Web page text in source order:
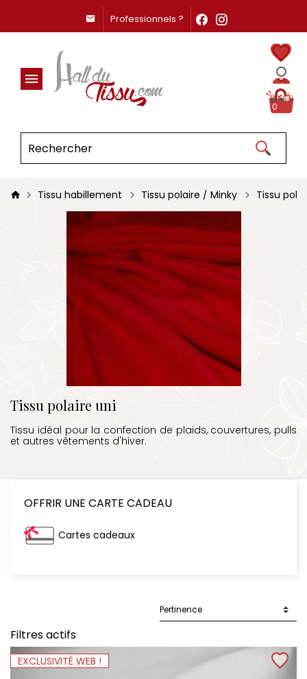
Professionnels ?
0
Tissu habillement Tissu polaire / Minky Tissu
Tissu polaire uni
Tissu idéal pour la confection de plaids, couvertures, pulls
et autres vêtements d'hiver.
OFFRIR UNE CARTE CADEAU
Cartes cadeaux
Filtres actifs
EXCLUSIVITÉ WEB !